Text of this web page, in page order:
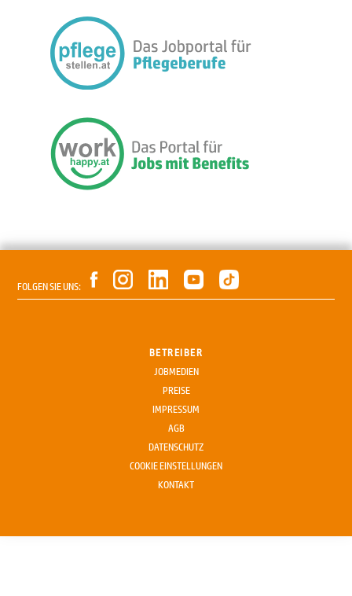
FOLGEN SIE UNS:
BETREIBER
JOBMEDIEN
PREISE
IMPRESSUM
AGB
DATENSCHUTZ
COOKIE EINSTELLUNGEN
KONTAKT